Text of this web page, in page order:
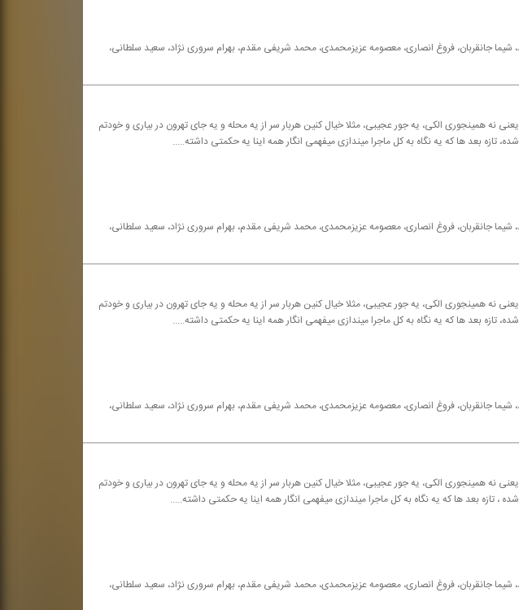
شیما جانقربان، فروغ انصاری، معصومه عزیزمحمدی، محمد شریفی مقدم، بهرام سروری نژاد، سعید سلطانی،
نه همینجوری الكی، یه جور عجیبی، مثلا خیال كنین هربار سر از یه محله و یه جای تهرون در بیاری و خودتم
تازه بعد ها كه یه نگاه به كل ماجرا میندازی میفهمی انگار همه اینا یه حكمتی داشته.....
شیما جانقربان، فروغ انصاری، معصومه عزیزمحمدی، محمد شریفی مقدم، بهرام سروری نژاد، سعید سلطانی،
نه همینجوری الكی، یه جور عجیبی، مثلا خیال كنین هربار سر از یه محله و یه جای تهرون در بیاری و خودتم
تازه بعد ها كه یه نگاه به كل ماجرا میندازی میفهمی انگار همه اینا یه حكمتی داشته.....
شیما جانقربان، فروغ انصاری، معصومه عزیزمحمدی، محمد شریفی مقدم، بهرام سروری نژاد، سعید سلطانی،
نه همینجوری الكی، یه جور عجیبی، مثلا خیال كنین هربار سر از یه محله و یه جای تهرون در بیاری و خودتم
، تازه بعد ها كه یه نگاه به كل ماجرا میندازی میفهمی انگار همه اینا یه حكمتی داشته.....
شیما جانقربان، فروغ انصاری، معصومه عزیزمحمدی، محمد شریفی مقدم، بهرام سروری نژاد، سعید سلطانی،